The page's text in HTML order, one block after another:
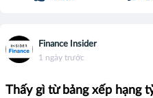
Finance Insider
1 ngày trước
Thấy gì từ bảng xếp hạng